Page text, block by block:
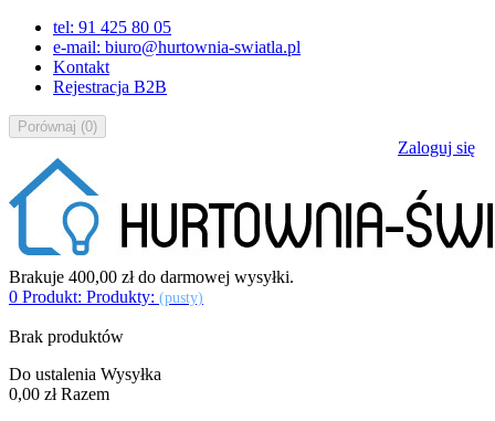
tel: 91 425 80 05
e-mail: biuro@hurtownia-swiatla.pl
Kontakt
Rejestracja B2B
Porównaj (0)
Zaloguj się
Brakuje 400,00 złdo darmowej wysyłki.
0 Produkt: Produkty: (pusty)
Brak produktów
Do ustalenia Wysyłka
0,00 zł Razem